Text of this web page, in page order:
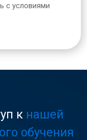
с условиями
к нашей
обучения